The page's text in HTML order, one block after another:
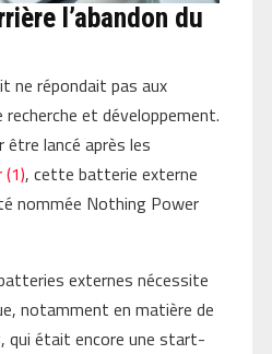
l’abandon du
ne répondait pas aux
et développement.
lancé après les
, cette batterie externe
nommée Nothing Power
externes nécessite
notamment en matière de
qui était encore une start-